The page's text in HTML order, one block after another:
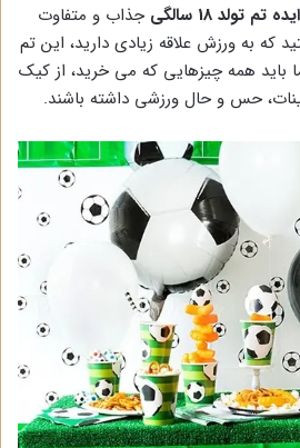
ایده تم تولد 18 سالگی
جذاب و متفاوت
به ورزش علاقه زیادی دارید، این تم
همه چیزهایی که می خرید، از کیک
حس و حال ورزشی داشته باشند.